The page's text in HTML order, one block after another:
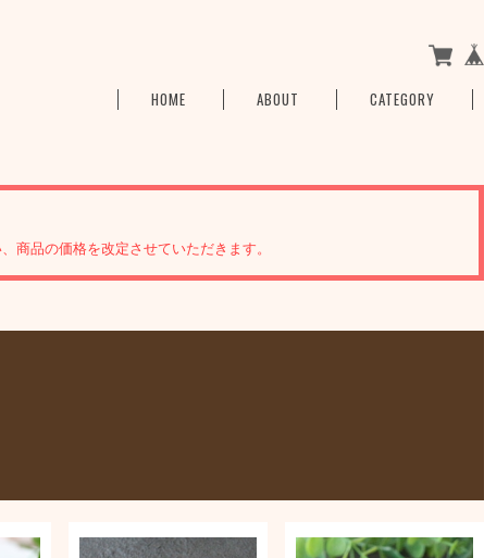
HOME ABOUT CATEGORY
商品の価格を改定させていただきます。